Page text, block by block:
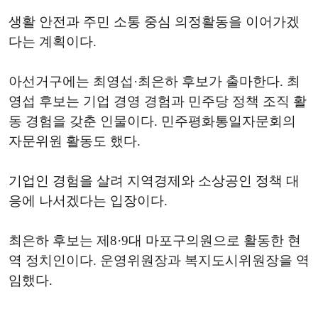
생활 안전과 주민 소통 중심 의정활동을 이어가겠
다는 계획이다.
아선거구에는 최영섭·최은하 후보가 출마한다. 최
영섭 후보는 기업 경영 경험과 민주당 정책 조직 활
동 경험을 갖춘 인물이다. 민주평화통일자문회의
자문위원 활동도 했다.
기업인 경험을 살려 지역경제와 소상공인 정책 대
응에 나서겠다는 입장이다.
최은하 후보는 제8·9대 마포구의원으로 활동한 현
역 정치인이다. 운영위원장과 복지도시위원장을 역
임했다.